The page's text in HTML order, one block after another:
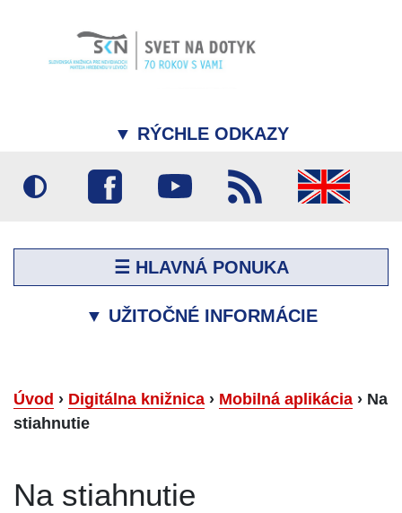
▼ RÝCHLE ODKAZY
☰ HLAVNÁ PONUKA
▼ UŽITOČNÉ INFORMÁCIE
Úvod › Digitálna knižnica › Mobilná aplikácia › Na
stiahnutie
Na stiahnutie